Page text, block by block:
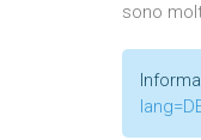
sono